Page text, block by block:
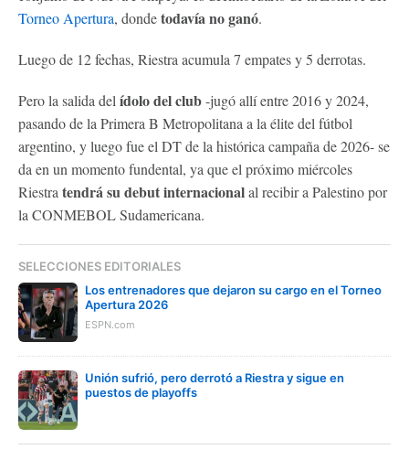
Torneo Apertura, dondetodavía no ganó.
Luego de 12 fechas, Riestra acumula 7 empates y 5 derrotas.
Pero la salida del ídolo del club-jugó allí entre 2016 y 2024,
pasando de la Primera B Metropolitana a la élite del fútbol
argentino, y luego fue el DT de la histórica campaña de 2026- se
da en un momento fundental, ya que el próximo miércoles
Riestra tendrá su debut internacionalal recibir a Palestino por
la CONMEBOL Sudamericana.
SELECCIONES EDITORIALES
Los entrenadores que dejaron su cargo en el Torneo
Apertura 2026
ESPN.com
Unión sufrió, pero derrotó a Riestra y sigue en
puestos de playoffs